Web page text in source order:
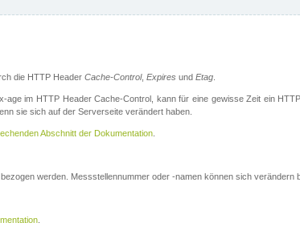
die HTTP Header Cache-Control, Expires und Etag.
age im HTTP Header Cache-Control, kann für eine gewisse Zeit ein
sie sich auf der Serverseite verändert haben.
Abschnitt der Dokumentation.
werden. Messstellennummer oder -namen können sich verändern
.